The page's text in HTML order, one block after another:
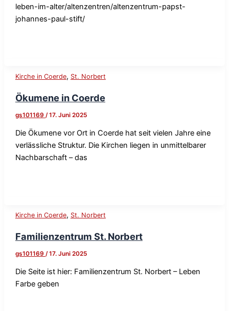
leben-im-alter/altenzentren/altenzentrum-papst-
johannes-paul-stift/
Kirche in Coerde, St. Norbert
Ökumene in Coerde
gs101169 /17. Juni 2025
Die Ökumene vor Ort in Coerde hat seit vielen Jahre eine
verlässliche Struktur. Die Kirchen liegen in unmittelbarer
Nachbarschaft – das
Kirche in Coerde, St. Norbert
Familienzentrum St. Norbert
gs101169 /17. Juni 2025
Die Seite ist hier: Familienzentrum St. Norbert – Leben
Farbe geben